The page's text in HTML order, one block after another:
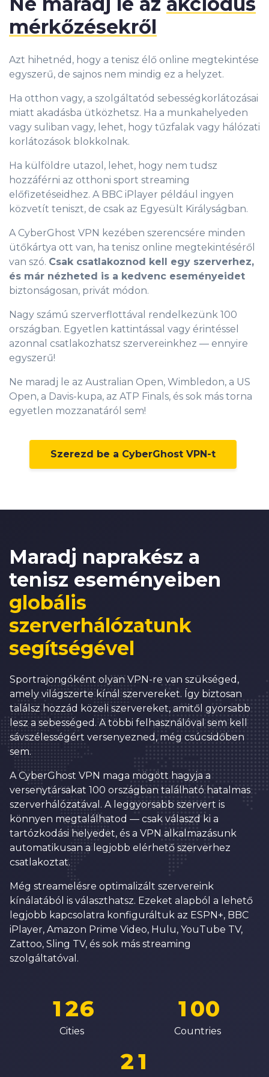
mérkőzésekről
Azt hihetnéd, hogy a tenisz élő online megtekintése
egyszerű, de sajnos nem mindig ez a helyzet.
Ha otthon vagy, a szolgáltatód sebességkorlátozásai
miatt akadásba ütközhetsz. Ha a munkahelyeden
vagy suliban vagy, lehet, hogy tűzfalak vagy hálózati
korlátozások blokkolnak.
Ha külföldre utazol, lehet, hogy nem tudsz
hozzáférni az otthoni sport streaming
előfizetéseidhez. A BBC iPlayer például ingyen
közvetít teniszt, de csak az Egyesült Királyságban.
A CyberGhost VPN kezében szerencsére minden
ütőkártya ott van, ha tenisz online megtekintéséről
van szó. Csak csatlakoznod kell egy szerverhez,
és már nézheted is a kedvenc eseményeidet
biztonságosan, privát módon.
Nagy számú szerverflottával rendelkezünk 100
országban. Egyetlen kattintással vagy érintéssel
azonnal csatlakozhatsz szervereinkhez — ennyire
egyszerű!
Ne maradj le az Australian Open, Wimbledon, a US
Open, a Davis-kupa, az ATP Finals, és sok más torna
egyetlen mozzanatáról sem!
Szerezd be a CyberGhost VPN-t
Maradj naprakész a
tenisz eseményeiben
globális
szerverhálózatunk
segítségével
Sportrajongóként olyan VPN-re van szükséged,
amely világszerte kínál szervereket. Így biztosan
találsz hozzád közeli szervereket, amitől gyorsabb
lesz a sebességed. A többi felhasználóval sem kell
sávszélességért versenyezned, még csúcsidőben
sem.
A CyberGhost VPN maga mögött hagyja a
versenytársakat 100 országban található hatalmas
szerverhálózatával. A leggyorsabb szervert is
könnyen megtalálhatod — csak válaszd ki a
tartózkodási helyedet, és a VPN alkalmazásunk
automatikusan a legjobb elérhető szerverhez
csatlakoztat.
Még streamelésre optimalizált szervereink
kínálatából is választhatsz. Ezeket alapból a lehető
legjobb kapcsolatra konfiguráltuk az ESPN+, BBC
iPlayer, Amazon Prime Video, Hulu, YouTube TV,
Zattoo, Sling TV, és sok más streaming
szolgáltatóval.
1
2
0
1
2
3
4
5
6
7
8
9
0
2
3
0
1
3
5
6
7
8
9
0
1
2
3
4
5
6
7
8
9
0
1
2
3
6
7
Cities
1
2
0
1
2
3
4
5
6
0
1
0
5
6
7
8
9
0
1
2
3
4
5
6
0
1
Countries
2
0
1
3
4
5
6
1